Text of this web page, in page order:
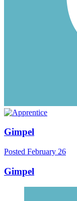
Gimpel
Posted February 26
Gimpel